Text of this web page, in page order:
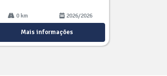
0 km 2026/2026
Mais informações